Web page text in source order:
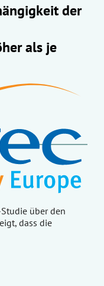
der
als je
über den
dass die